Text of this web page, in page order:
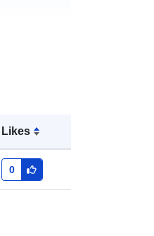
Likes
0